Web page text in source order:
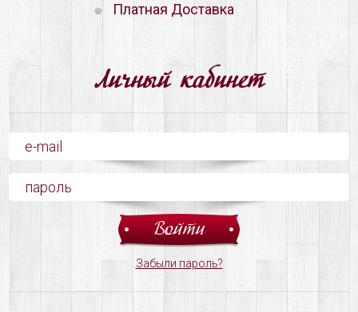
Платная Доставка
Личный кабинет
Забыли пароль?